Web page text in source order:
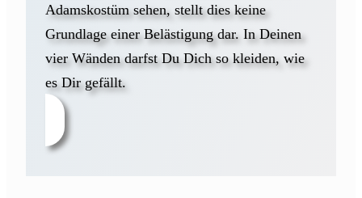
Adamskostüm sehen, stellt dies keine
Grundlage einer Belästigung dar. In Deinen
vier Wänden darfst Du Dich so kleiden, wie
es Dir gefällt.